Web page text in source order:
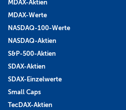
MDAX-Aktien
MDAX-Werte
NASDAQ-100-Werte
NASDAQ-Aktien
S&P-500-Aktien
SDAX-Aktien
SDAX-Einzelwerte
Small Caps
TecDAX-Aktien